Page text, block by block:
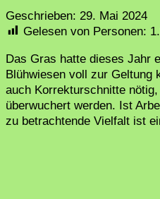
Geschrieben: 29. Mai 2024
Gelesen von Personen:
Das Gras hatte dieses Jahr
Blühwiesen voll zur Geltung
auch Korrekturschnitte
überwuchert werden. Ist
zu betrachtende Vielfalt ist